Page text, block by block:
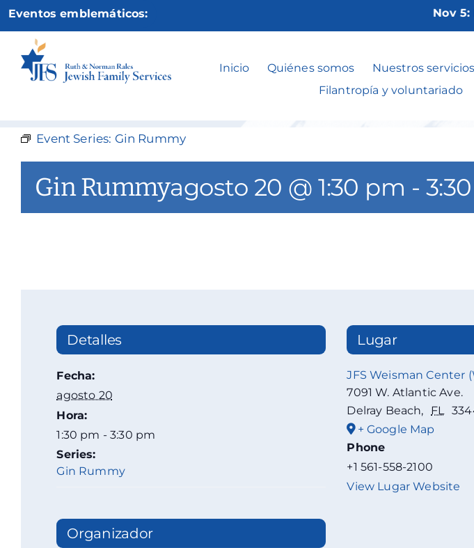
contenido
Eventos emblemáticos: Nov 5:Not
Inicio Quiénes somos Nuestros servicios
Filantropía y voluntariado
Gin
Event Series: Gin Rummy
Gin Rummyagosto 20 @ 1:30 pm -
Detalles
Fecha:
agosto 20
Hora:
1:30 pm - 3:30 pm
Series:
Gin Rummy
Organizador
Lugar
JFS Weisman Center
7091 W. Atlantic Ave.
Delray Beach, FL
+ Google Map
Phone
+1 561-558-2100
View Lugar Website